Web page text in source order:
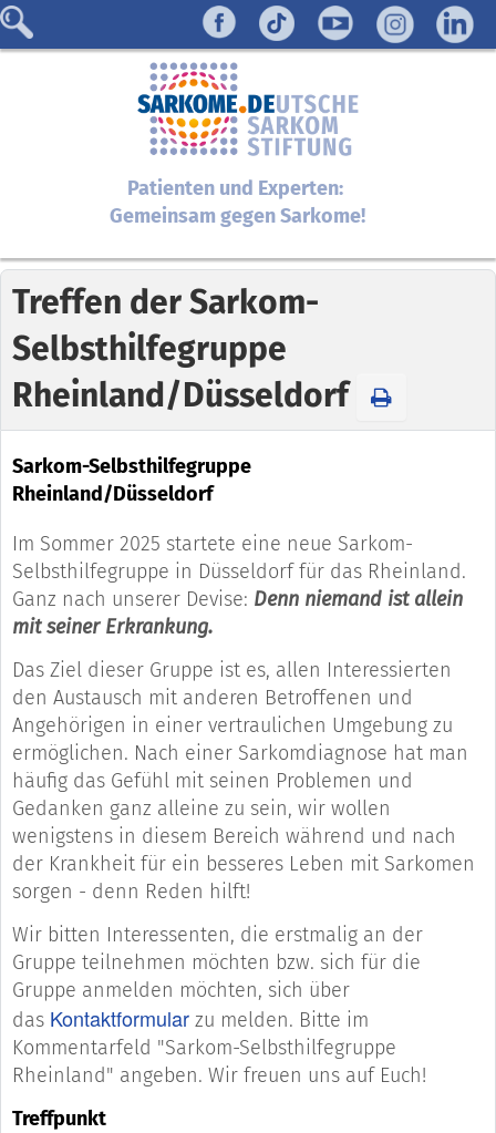
Patienten und Experten:
Gemeinsam gegen Sarkome!
Treffen der Sarkom-
Selbsthilfegruppe
Rheinland/Düsseldorf
Sarkom-Selbsthilfegruppe
Rheinland/Düsseldorf
Im Sommer 2025 startete eine neue Sarkom-
Selbsthilfegruppe in Düsseldorf für das Rheinland.
Ganz nach unserer Devise: Denn niemand ist allein
mit seiner Erkrankung.
Das Ziel dieser Gruppe ist es, allen Interessierten
den Austausch mit anderen Betroffenen und
Angehörigen in einer vertraulichen Umgebung zu
ermöglichen. Nach einer Sarkomdiagnose hat man
häufig das Gefühl mit seinen Problemen und
Gedanken ganz alleine zu sein, wir wollen
wenigstens in diesem Bereich während und nach
der Krankheit für ein besseres Leben mit Sarkomen
sorgen - denn Reden hilft!
Wir bitten Interessenten, die erstmalig an der
Gruppe teilnehmen möchten bzw. sich für die
Gruppe anmelden möchten, sich über
das Kontaktformular zu melden. Bitte im
Kommentarfeld "Sarkom-Selbsthilfegruppe
Rheinland" angeben. Wir freuen uns auf Euch!
Treffpunkt